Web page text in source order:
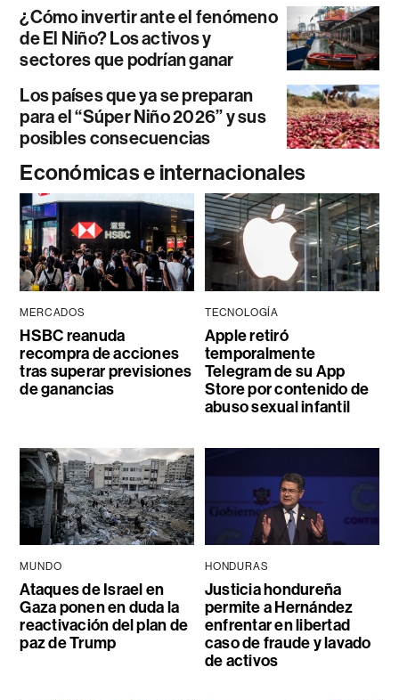
¿Cómo invertir ante el fenómeno
de El Niño? Los activos y
sectores que podrían ganar
Los países que ya se preparan
para el “Súper Niño 2026” y sus
posibles consecuencias
Económicas e internacionales
MERCADOS
HSBC reanuda
recompra de acciones
tras superar previsiones
de ganancias
TECNOLOGÍA
Apple retiró
temporalmente
Telegram de su App
Store por contenido de
abuso sexual infantil
MUNDO
Ataques de Israel en
Gaza ponen en duda la
reactivación del plan de
paz de Trump
HONDURAS
Justicia hondureña
permite a Hernández
enfrentar en libertad
caso de fraude y lavado
de activos